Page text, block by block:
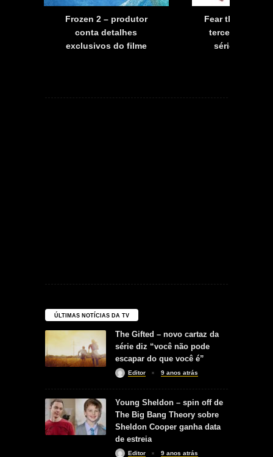
Frozen 2 – produtor
conta detalhes
exclusivos do filme
Fear the
terceira
série já tem
ÚLTIMAS NOTÍCIAS DA TV
The Gifted – novo cartaz da
série diz “você não pode
escapar do que você é”
Editor 9 anos atrás
Young Sheldon – spin off de
The Big Bang Theory sobre
Sheldon Cooper ganha data
de estreia
Editor 9 anos atrás